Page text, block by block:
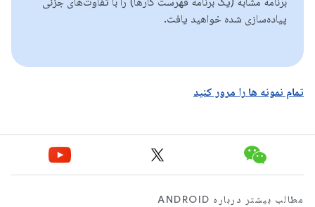
پیاده‌سازی شده خواهید یافت.
تمام نمونه ها را مرور کنید
مطالب بیشتر درباره ANDROID